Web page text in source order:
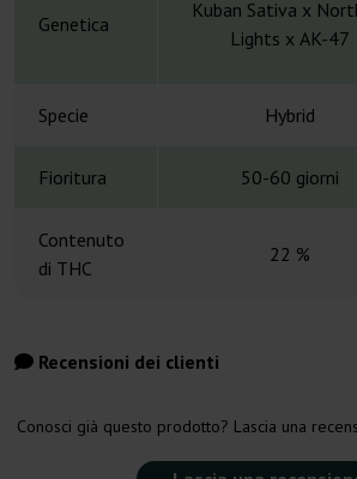
Genetica
Kuban Sativa х
Lights х AK-47
Specie Hybrid
Fioritura 50-60 giorni
Contenuto
di THC
22 %
Recensioni dei clienti
Conosci già questo prodotto? Lascia una